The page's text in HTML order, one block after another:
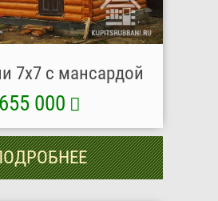
7х7 с мансардой
655 000